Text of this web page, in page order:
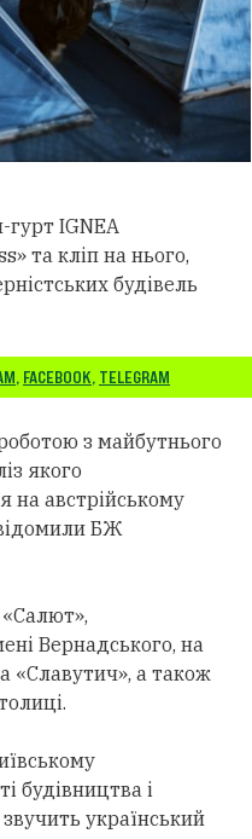
IGNEA
та кліп на нього,
будівель
, FACEBOOK, TELEGRAM
з майбутнього
якого
на австрійському
БЖ
Вернадського, на
«Славутич», а також
будівництва і
звучить український